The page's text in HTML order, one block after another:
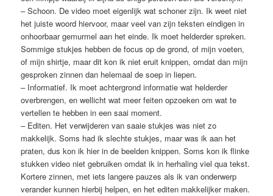
– Schoon. De video moet eigenlijk wat schoner zijn. Ik weet niet
het juiste woord hiervoor, maar veel van zijn teksten eindigen in
onhoorbaar gemurmel aan het einde. Ik moet helderder spreken.
Sommige stukjes hebben de focus op de grond, of mijn voeten,
of mijn shirtje, maar dit kon ik niet eruit knippen, omdat dan mijn
gesproken zinnen dan helemaal de soep in liepen.
– Informatief. Ik moet achtergrond informatie wat helderder
overbrengen, en wellicht wat meer feiten opzoeken om wat te
vertellen te hebben in een saai moment.
– Editen. Het verwijderen van saaie stukjes was niet zo
makkelijk. Soms had ik slechte stukjes, maar was ik aan het
praten, dus kon ik hier in de beelden knippen. Soms kon ik flinke
stukken video niet gebruiken omdat ik in herhaling viel qua tekst.
Kortere zinnen, met iets langere pauzes als ik van onderwerp
verander kunnen hierbij helpen, en het editen makkelijker maken.